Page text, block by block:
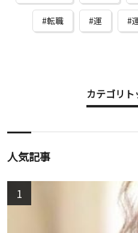
転職 運
カテゴリ
人気記事
1